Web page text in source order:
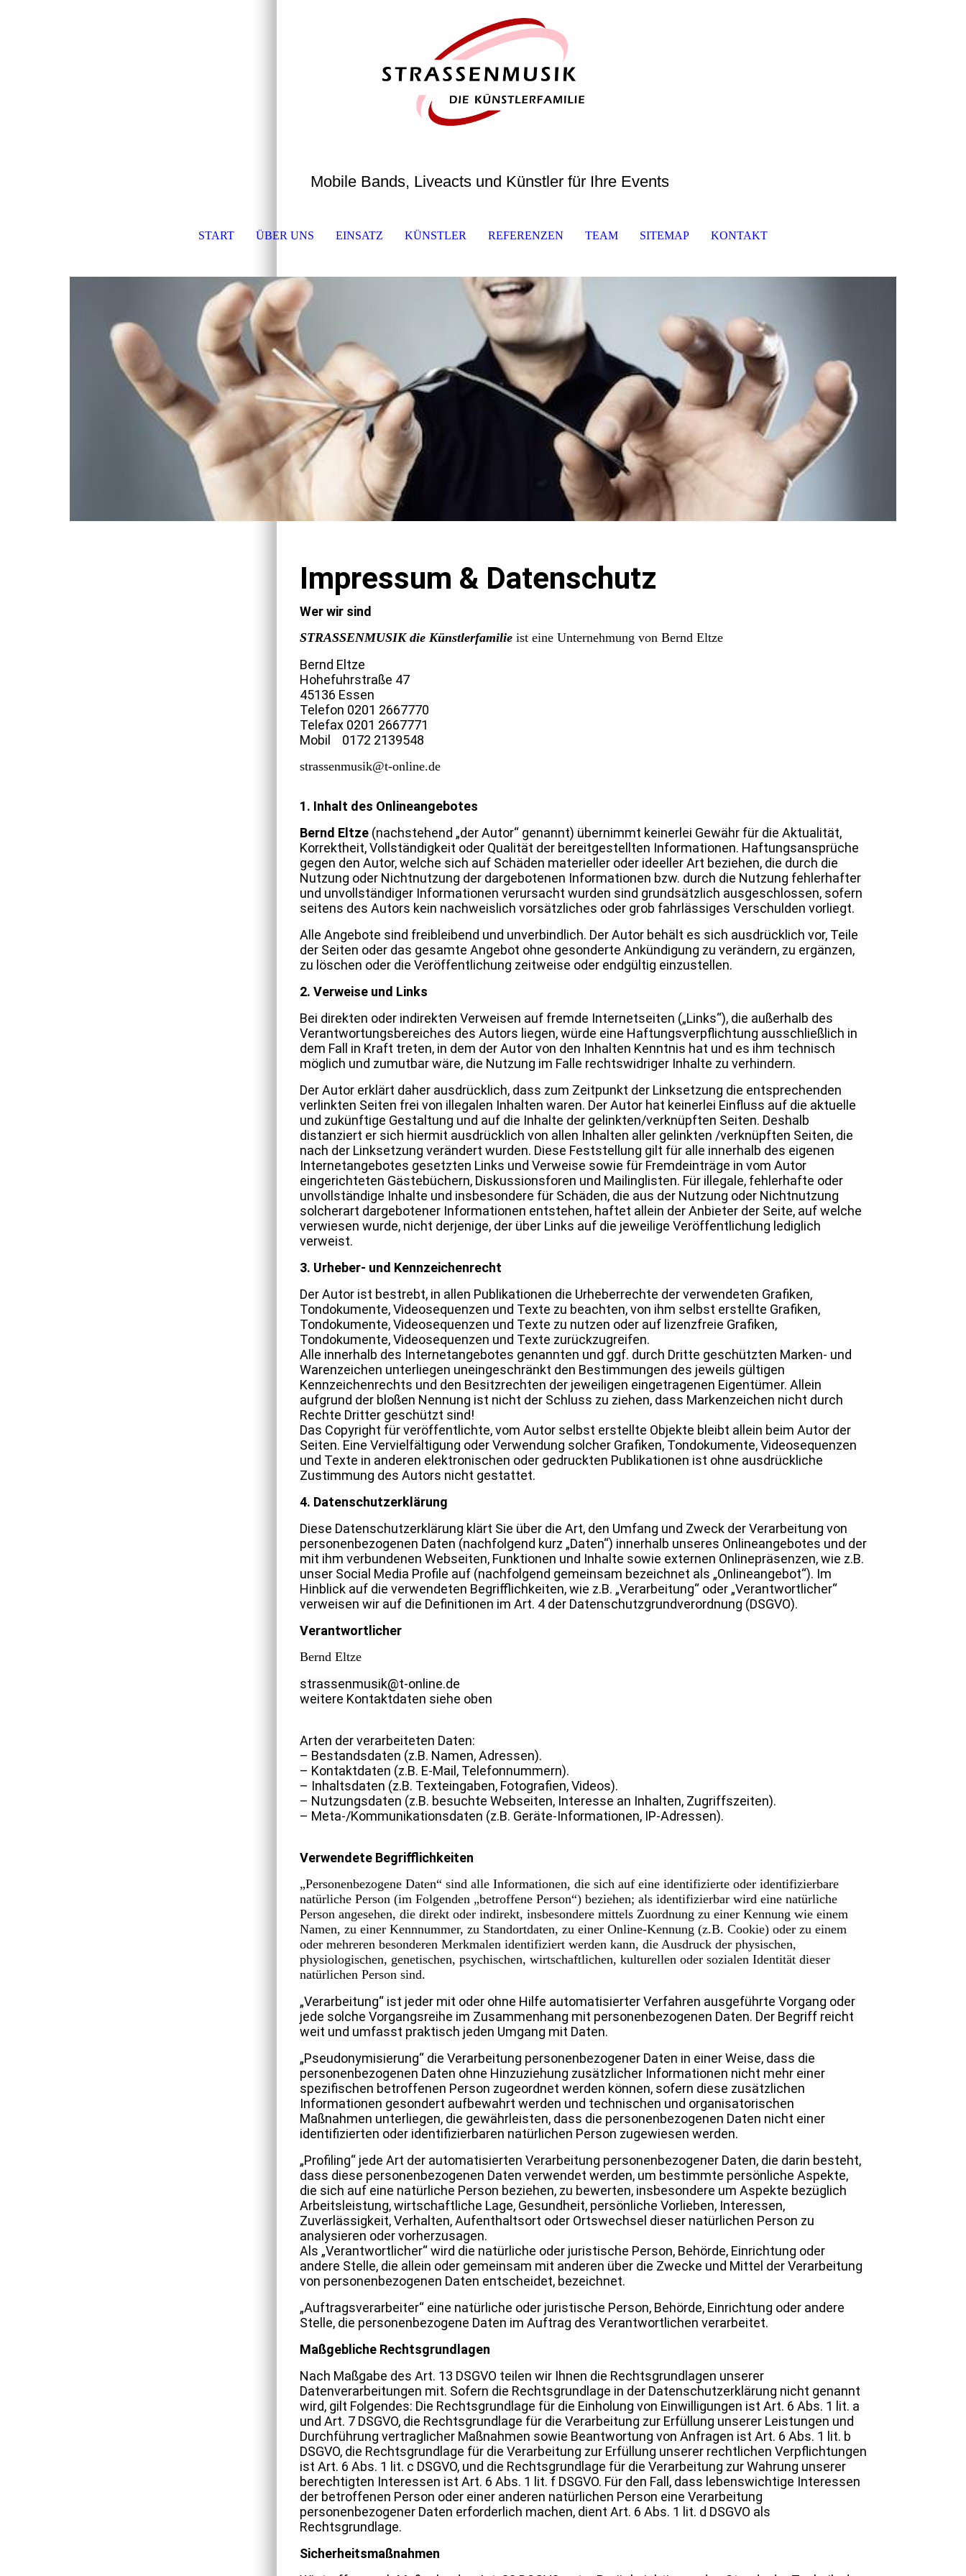
Mobile Bands, Liveacts und Künstler für Ihre Events
START ÜBER UNS EINSATZ KÜNSTLER REFERENZEN TEAM SITEMAP KONTAKT
Impressum & Datenschutz
Wer wir sind
STRASSENMUSIK die Künstlerfamilie ist eine Unternehmung von Bernd Eltze
Bernd Eltze
Hohefuhrstraße 47
45136 Essen
Telefon 0201 2667770
Telefax 0201 2667771
Mobil 0172 2139548
strassenmusik@t-online.de
1. Inhalt des Onlineangebotes
Bernd Eltze (nachstehend „der Autor“ genannt) übernimmt keinerlei Gewähr für die Aktualität,
Korrektheit, Vollständigkeit oder Qualität der bereitgestellten Informationen. Haftungsansprüche
gegen den Autor, welche sich auf Schäden materieller oder ideeller Art beziehen, die durch die
Nutzung oder Nichtnutzung der dargebotenen Informationen bzw. durch die Nutzung fehlerhafter
und unvollständiger Informationen verursacht wurden sind grundsätzlich ausgeschlossen, sofern
seitens des Autors kein nachweislich vorsätzliches oder grob fahrlässiges Verschulden vorliegt.
Alle Angebote sind freibleibend und unverbindlich. Der Autor behält es sich ausdrücklich vor, Teile
der Seiten oder das gesamte Angebot ohne gesonderte Ankündigung zu verändern, zu ergänzen,
zu löschen oder die Veröffentlichung zeitweise oder endgültig einzustellen.
2. Verweise und Links
Bei direkten oder indirekten Verweisen auf fremde Internetseiten („Links“), die außerhalb des
Verantwortungsbereiches des Autors liegen, würde eine Haftungsverpflichtung ausschließlich in
dem Fall in Kraft treten, in dem der Autor von den Inhalten Kenntnis hat und es ihm technisch
möglich und zumutbar wäre, die Nutzung im Falle rechtswidriger Inhalte zu verhindern.
Der Autor erklärt daher ausdrücklich, dass zum Zeitpunkt der Linksetzung die entsprechenden
verlinkten Seiten frei von illegalen Inhalten waren. Der Autor hat keinerlei Einfluss auf die aktuelle
und zukünftige Gestaltung und auf die Inhalte der gelinkten/verknüpften Seiten. Deshalb
distanziert er sich hiermit ausdrücklich von allen Inhalten aller gelinkten /verknüpften Seiten, die
nach der Linksetzung verändert wurden. Diese Feststellung gilt für alle innerhalb des eigenen
Internetangebotes gesetzten Links und Verweise sowie für Fremdeinträge in vom Autor
eingerichteten Gästebüchern, Diskussionsforen und Mailinglisten. Für illegale, fehlerhafte oder
unvollständige Inhalte und insbesondere für Schäden, die aus der Nutzung oder Nichtnutzung
solcherart dargebotener Informationen entstehen, haftet allein der Anbieter der Seite, auf welche
verwiesen wurde, nicht derjenige, der über Links auf die jeweilige Veröffentlichung lediglich
verweist.
3. Urheber- und Kennzeichenrecht
Der Autor ist bestrebt, in allen Publikationen die Urheberrechte der verwendeten Grafiken,
Tondokumente, Videosequenzen und Texte zu beachten, von ihm selbst erstellte Grafiken,
Tondokumente, Videosequenzen und Texte zu nutzen oder auf lizenzfreie Grafiken,
Tondokumente, Videosequenzen und Texte zurückzugreifen.
Alle innerhalb des Internetangebotes genannten und ggf. durch Dritte geschützten Marken- und
Warenzeichen unterliegen uneingeschränkt den Bestimmungen des jeweils gültigen
Kennzeichenrechts und den Besitzrechten der jeweiligen eingetragenen Eigentümer. Allein
aufgrund der bloßen Nennung ist nicht der Schluss zu ziehen, dass Markenzeichen nicht durch
Rechte Dritter geschützt sind!
Das Copyright für veröffentlichte, vom Autor selbst erstellte Objekte bleibt allein beim Autor der
Seiten. Eine Vervielfältigung oder Verwendung solcher Grafiken, Tondokumente, Videosequenzen
und Texte in anderen elektronischen oder gedruckten Publikationen ist ohne ausdrückliche
Zustimmung des Autors nicht gestattet.
4. Datenschutzerklärung
Diese Datenschutzerklärung klärt Sie über die Art, den Umfang und Zweck der Verarbeitung von
personenbezogenen Daten (nachfolgend kurz „Daten“) innerhalb unseres Onlineangebotes und der
mit ihm verbundenen Webseiten, Funktionen und Inhalte sowie externen Onlinepräsenzen, wie z.B.
unser Social Media Profile auf (nachfolgend gemeinsam bezeichnet als „Onlineangebot“). Im
Hinblick auf die verwendeten Begrifflichkeiten, wie z.B. „Verarbeitung“ oder „Verantwortlicher“
verweisen wir auf die Definitionen im Art. 4 der Datenschutzgrundverordnung (DSGVO).
Verantwortlicher
Bernd Eltze
strassenmusik@t-online.de
weitere Kontaktdaten siehe oben
Arten der verarbeiteten Daten:
– Bestandsdaten (z.B. Namen, Adressen).
– Kontaktdaten (z.B. E-Mail, Telefonnummern).
– Inhaltsdaten (z.B. Texteingaben, Fotografien, Videos).
– Nutzungsdaten (z.B. besuchte Webseiten, Interesse an Inhalten, Zugriffszeiten).
– Meta-/Kommunikationsdaten (z.B. Geräte-Informationen, IP-Adressen).
Verwendete Begrifflichkeiten
„Personenbezogene Daten“ sind alle Informationen, die sich auf eine identifizierte oder identifizierbare
natürliche Person (im Folgenden „betroffene Person“) beziehen; als identifizierbar wird eine natürliche
Person angesehen, die direkt oder indirekt, insbesondere mittels Zuordnung zu einer Kennung wie einem
Namen, zu einer Kennnummer, zu Standortdaten, zu einer Online-Kennung (z.B. Cookie) oder zu einem
oder mehreren besonderen Merkmalen identifiziert werden kann, die Ausdruck der physischen,
physiologischen, genetischen, psychischen, wirtschaftlichen, kulturellen oder sozialen Identität dieser
natürlichen Person sind.
„Verarbeitung“ ist jeder mit oder ohne Hilfe automatisierter Verfahren ausgeführte Vorgang oder
jede solche Vorgangsreihe im Zusammenhang mit personenbezogenen Daten. Der Begriff reicht
weit und umfasst praktisch jeden Umgang mit Daten.
„Pseudonymisierung“ die Verarbeitung personenbezogener Daten in einer Weise, dass die
personenbezogenen Daten ohne Hinzuziehung zusätzlicher Informationen nicht mehr einer
spezifischen betroffenen Person zugeordnet werden können, sofern diese zusätzlichen
Informationen gesondert aufbewahrt werden und technischen und organisatorischen
Maßnahmen unterliegen, die gewährleisten, dass die personenbezogenen Daten nicht einer
identifizierten oder identifizierbaren natürlichen Person zugewiesen werden.
„Profiling“ jede Art der automatisierten Verarbeitung personenbezogener Daten, die darin besteht,
dass diese personenbezogenen Daten verwendet werden, um bestimmte persönliche Aspekte,
die sich auf eine natürliche Person beziehen, zu bewerten, insbesondere um Aspekte bezüglich
Arbeitsleistung, wirtschaftliche Lage, Gesundheit, persönliche Vorlieben, Interessen,
Zuverlässigkeit, Verhalten, Aufenthaltsort oder Ortswechsel dieser natürlichen Person zu
analysieren oder vorherzusagen.
Als „Verantwortlicher“ wird die natürliche oder juristische Person, Behörde, Einrichtung oder
andere Stelle, die allein oder gemeinsam mit anderen über die Zwecke und Mittel der Verarbeitung
von personenbezogenen Daten entscheidet, bezeichnet.
„Auftragsverarbeiter“ eine natürliche oder juristische Person, Behörde, Einrichtung oder andere
Stelle, die personenbezogene Daten im Auftrag des Verantwortlichen verarbeitet.
Maßgebliche Rechtsgrundlagen
Nach Maßgabe des Art. 13 DSGVO teilen wir Ihnen die Rechtsgrundlagen unserer
Datenverarbeitungen mit. Sofern die Rechtsgrundlage in der Datenschutzerklärung nicht genannt
wird, gilt Folgendes: Die Rechtsgrundlage für die Einholung von Einwilligungen ist Art. 6 Abs. 1 lit. a
und Art. 7 DSGVO, die Rechtsgrundlage für die Verarbeitung zur Erfüllung unserer Leistungen und
Durchführung vertraglicher Maßnahmen sowie Beantwortung von Anfragen ist Art. 6 Abs. 1 lit. b
DSGVO, die Rechtsgrundlage für die Verarbeitung zur Erfüllung unserer rechtlichen Verpflichtungen
ist Art. 6 Abs. 1 lit. c DSGVO, und die Rechtsgrundlage für die Verarbeitung zur Wahrung unserer
berechtigten Interessen ist Art. 6 Abs. 1 lit. f DSGVO. Für den Fall, dass lebenswichtige Interessen
der betroffenen Person oder einer anderen natürlichen Person eine Verarbeitung
personenbezogener Daten erforderlich machen, dient Art. 6 Abs. 1 lit. d DSGVO als
Rechtsgrundlage.
Sicherheitsmaßnahmen